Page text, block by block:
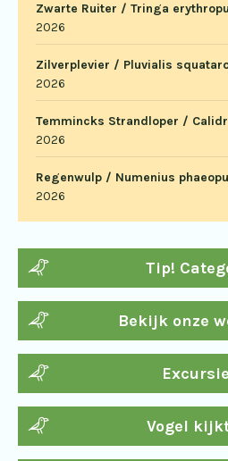
Zwarte Ruiter / Tringa
2026
Zilverplevier / Pluvialis
2026
Temmincks Strandloper /
2026
Regenwulp / Numenius
2026
Tip!
Bekijk onze
Vogel